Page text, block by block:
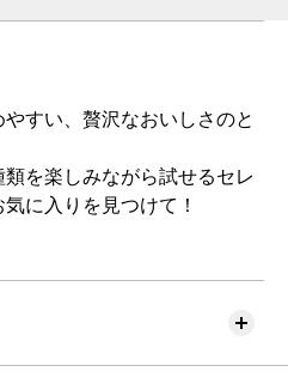
すい、贅沢なおいしさのと
を楽しみながら試せるセレ
に入りを見つけて！